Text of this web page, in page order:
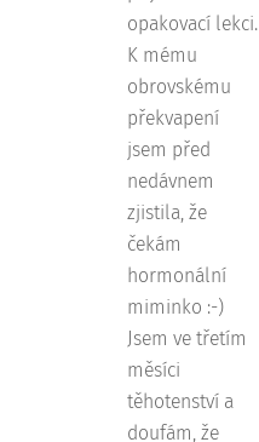
opakovací lekci.
K mému
obrovskému
překvapení
jsem před
nedávnem
zjistila, že
čekám
hormonální
miminko :-)
Jsem ve třetím
měsíci
těhotenství a
doufám, že